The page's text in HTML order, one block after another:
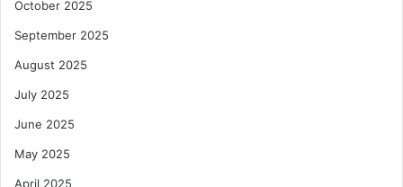
October 2025
September 2025
August 2025
July 2025
June 2025
May 2025
April 2025